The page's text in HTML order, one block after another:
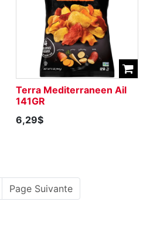
Terra Mediterraneen Ail
141GR
6,29$
Page Suivante